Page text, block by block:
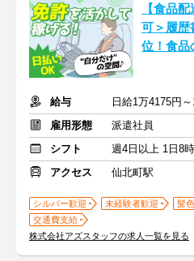
【食品
可＞履
位！食品
給与
日給1万4175円
雇用形態
派遣社員
シフト
週4日以上 1日8
アクセス
仙北町駅
シルバー歓迎 未経験者歓迎 髪
交通費支給
株式会社アズスタッフの求人一覧を見る